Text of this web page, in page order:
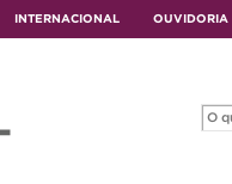
INTERNACIONAL OUVIDORIA